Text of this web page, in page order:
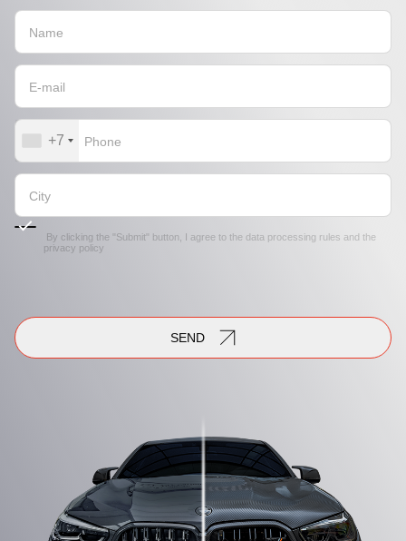
+7
By clicking the "Submit" button, I agree to the data processing rules and the
privacy policy
SEND